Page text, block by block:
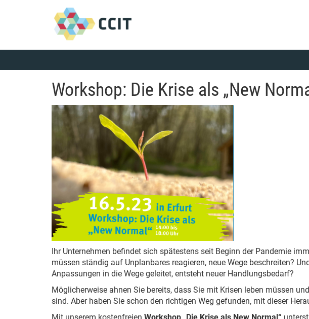
Workshop: Die Krise als „New
Ihr Unternehmen befindet sich spätestens seit Beginn der Pandemie
müssen ständig auf Unplanbares reagieren, neue Wege beschreiten?
Anpassungen in die Wege geleitet, entsteht neuer Handlungsbedarf?
Möglicherweise ahnen Sie bereits, dass Sie mit Krisen leben müssen
sind. Aber haben Sie schon den richtigen Weg gefunden, mit dieser